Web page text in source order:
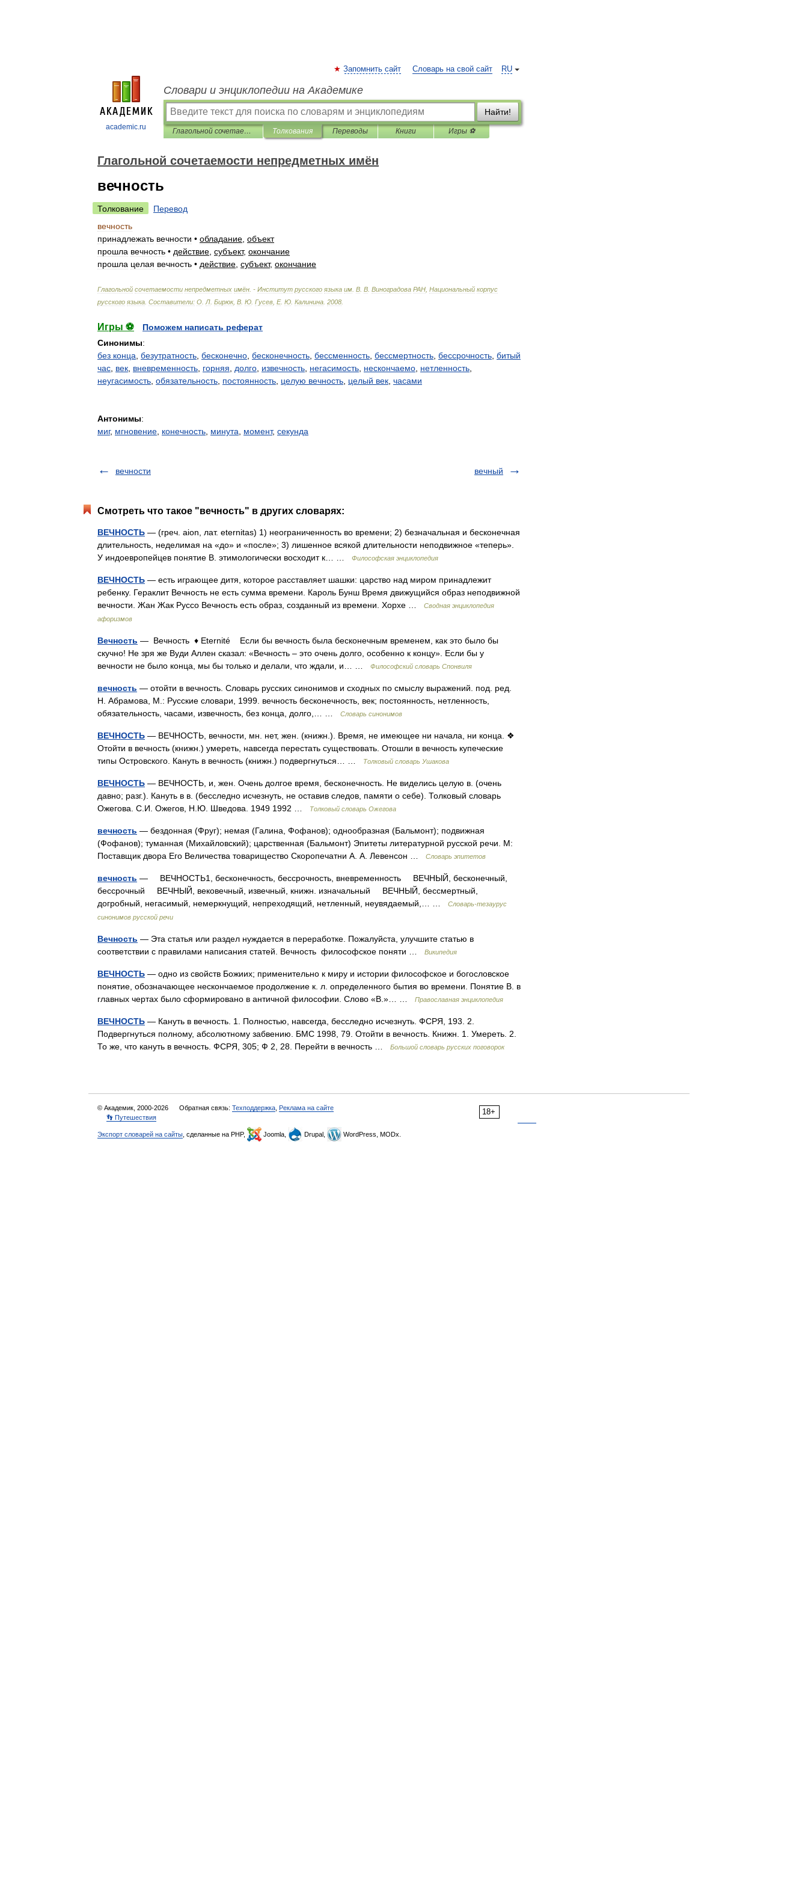
academic.ru
RU
Запомнить сайт Словарь на свой сайт
Словари и энциклопедии на Академике
Найти!
Глагольной сочетаемости непредметных имён Толкования Переводы Книги Игры ⚽
Глагольной сочетаемости непредметных имён
вечность
Толкование
Перевод
вечность
принадлежать вечности • обладание объект
прошла вечность • действие субъект, окончание
прошла целая вечность • действие субъект, окончание
Глагольной сочетаемости непредметных имён . - Институт русского языка им В В Виноградова РАН Национальный корпус
русского языка Составители: О Л Бирюк, В Ю Гусев Е. Ю Калинина 2008
Игры ⚽
Поможем написать реферат
Синонимы:
без конца безутратность бесконечно бесконечность бессменность бессмертность бессрочность битый
час век вневременность горняя долго извечность негасимость нескончаемо нетленность
неугасимость обязательность постоянность целую вечность целый век часами
Антонимы:
миг, мгновение конечность минута момент, секунда
вечности вечный
Смотреть что такое "вечность" в других словарях:
ВЕЧНОСТЬ — (греч. aion, лат. eternitas) 1) неограниченность во времени; 2) безначальная и бесконечная
длительность, неделимая на «до» и «после»; 3) лишенное всякой длительности неподвижное «теперь».
У индоевропейцев понятие В. этимологически восходит к… …
Философская энциклопедия
ВЕЧНОСТЬ — есть играющее дитя, которое расставляет шашки: царство над миром принадлежит
ребенку. Гераклит Вечность не есть сумма времени. Кароль Бунш Время движущийся образ неподвижной
вечности. Жан Жак Руссо Вечность есть образ, созданный из времени. Хорхе …
Сводная энциклопедия
афоризмов
Вечность — Вечность ♦ Eternité Если бы вечность была бесконечным временем, как это было бы
скучно! Не зря же Вуди Аллен сказал: «Вечность – это очень долго, особенно к концу». Если бы у
вечности не было конца, мы бы только и делали, что ждали, и… …
Философский словарь Спонвиля
вечность — отойти в вечность. Словарь русских синонимов и сходных по смыслу выражений. под. ред.
Н. Абрамова, М.: Русские словари, 1999. вечность бесконечность, век; постоянность, нетленность,
обязательность, часами, извечность, без конца, долго,… …
Словарь синонимов
ВЕЧНОСТЬ — ВЕЧНОСТЬ, вечности, мн. нет, жен. (книжн.). Время, не имеющее ни начала, ни конца. ❖
Отойти в вечность (книжн.) умереть, навсегда перестать существовать. Отошли в вечность купеческие
типы Островского. Кануть в вечность (книжн.) подвергнуться… …
Толковый словарь Ушакова
ВЕЧНОСТЬ — ВЕЧНОСТЬ, и, жен. Очень долгое время, бесконечность. Не виделись целую в. (очень
давно; разг.). Кануть в в. (бесследно исчезнуть, не оставив следов, памяти о себе). Толковый словарь
Ожегова. С.И. Ожегов, Н.Ю. Шведова. 1949 1992 …
Толковый словарь Ожегова
вечность — бездонная (Фруг); немая (Галина, Фофанов); однообразная (Бальмонт); подвижная
(Фофанов); туманная (Михайловский); царственная (Бальмонт) Эпитеты литературной русской речи. М:
Поставщик двора Его Величества товарищество Скоропечатни А. А. Левенсон …
Словарь эпитетов
вечность — ВЕЧНОСТЬ1, бесконечность, бессрочность, вневременность ВЕЧНЫЙ, бесконечный,
бессрочный ВЕЧНЫЙ, вековечный, извечный, книжн. изначальный ВЕЧНЫЙ, бессмертный,
догробный, негасимый, немеркнущий, непреходящий, нетленный, неувядаемый,… …
Словарь-тезаурус
синонимов русской речи
Вечность — Эта статья или раздел нуждается в переработке. Пожалуйста, улучшите статью в
соответствии с правилами написания статей. Вечность философское поняти …
Википедия
ВЕЧНОСТЬ — одно из свойств Божиих; применительно к миру и истории философское и богословское
понятие, обозначающее нескончаемое продолжение к. л. определенного бытия во времени. Понятие В. в
главных чертах было сформировано в античной философии. Слово «В.»… …
Православная энциклопедия
ВЕЧНОСТЬ — Кануть в вечность. 1. Полностью, навсегда, бесследно исчезнуть. ФСРЯ, 193. 2.
Подвергнуться полному, абсолютному забвению. БМС 1998, 79. Отойти в вечность. Книжн. 1. Умереть. 2.
То же, что кануть в вечность. ФСРЯ, 305; Ф 2, 28. Перейти в вечность …
Большой словарь русских поговорок
18+
© Академик, 2000-2026 Обратная связь: Техподдержка Реклама на сайте
👣 Путешествия
Экспорт словарей на сайты , сделанные на PHP, Joomla, Drupal, WordPress, MODx.